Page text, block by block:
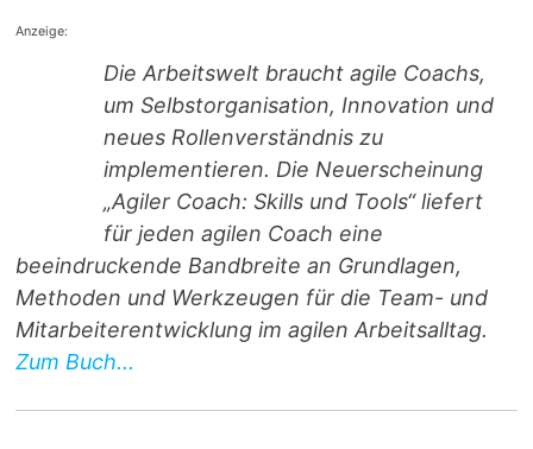
Anzeige:
Die Arbeitswelt braucht agile Coachs,
um Selbstorganisation, Innovation und
neues Rollenverständnis zu
implementieren. Die Neuerscheinung
„Agiler Coach: Skills und Tools“ liefert
für jeden agilen Coach eine
beeindruckende Bandbreite an Grundlagen,
Methoden und Werkzeugen für die Team- und
Mitarbeiterentwicklung im agilen Arbeitsalltag.
Zum Buch...